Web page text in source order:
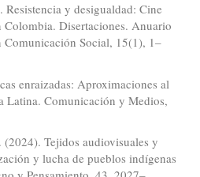
Resistencia y desigualdad: Cine
Disertaciones. Anuario
Comunicación Social, 15(1), 1–
enraizadas: Aproximaciones al
Latina. Comunicación y Medios,
Tejidos audiovisuales y
y lucha de pueblos indígenas